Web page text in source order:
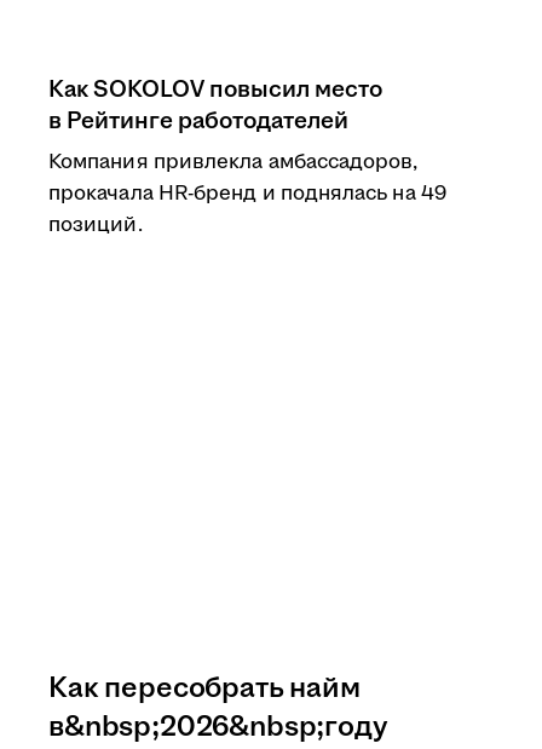
Как SOKOLOV повысил место
в Рейтинге работодателей
Компания привлекла амбассадоров,
прокачала HR-бренд и поднялась на 49
позиций.
Как пересобрать найм
в&nbsp;2026&nbsp;году